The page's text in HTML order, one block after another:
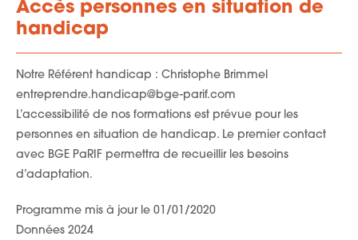
Accès personnes en situation de
handicap
Notre Référent handicap : Christophe Brimmel
entreprendre.handicap@bge-parif.com
L’accessibilité de nos formations est prévue pour les
personnes en situation de handicap. Le premier contact
avec BGE PaRIF permettra de recueillir les besoins
d’adaptation.
Programme mis à jour le 01/01/2020
Données 2024